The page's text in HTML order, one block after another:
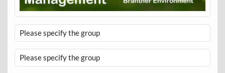
Please specify the group
Please specify the group